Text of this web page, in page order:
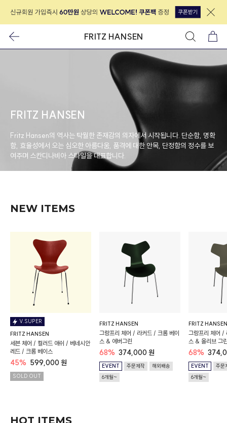
FRITZ HANSEN
FRITZ HANSEN
Fritz Hansen의 역사는 탁월한 존재감의 의자에서 시작됩니다. 단순함, 명확
함, 효율성에서 오는 심오한 아름다움, 품격에 대한 안목, 단정함의 정수를 보
여주며 스칸디나비아 스타일을 대표합니다.
NEW ITEMS
V.SUPER
FRITZ HANSEN
세븐 체어 / 컬러드 애쉬 / 베네시안
레드 / 크롬 베이스
45% 599,000 원
SOLD OUT
FRITZ HANSEN
그랑프리 체어 / 라커드 / 크롬 베이
스 & 에버그린
68% 374,000 원
EVENT 주문제작
해외배송
6개월~
FRITZ HANSEN
그랑프리 체어 /
스 & 올리브 그
68%
EVENT
주문
6개월~
HOT ITEMS